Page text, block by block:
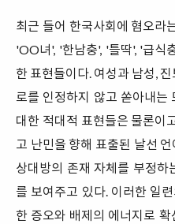
최근 들어 한국사회에 혐오라
'OO녀', '한남충', '틀딱', '급식
한 표현들이다. 여성과 남성,
로를 인정하지 않고 쏟아내는
대한 적대적 표현들은 물론이
고 난민을 향해 표출된 날선
상대방의 존재 자체를 부정
를 보여주고 있다. 이러한 일
한 증오와 배제의 에너지로